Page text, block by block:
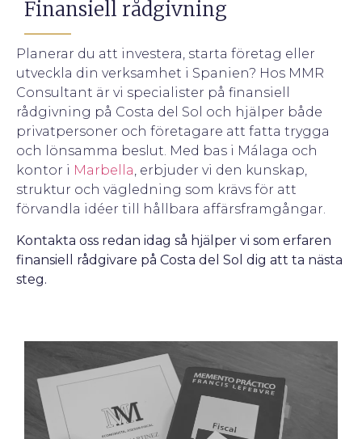
Finansiell rådgivning
Planerar du att investera, starta företag eller
utveckla din verksamhet i Spanien? Hos MMR
Consultant är vi specialister på finansiell
rådgivning på Costa del Sol och hjälper både
privatpersoner och företagare att fatta trygga
och lönsamma beslut. Med bas i Málaga och
kontor i Marbella, erbjuder vi den kunskap,
struktur och vägledning som krävs för att
förvandla idéer till hållbara affärsframgångar.
Kontakta oss redan idag så hjälper vi som erfaren
finansiell rådgivare på Costa del Sol dig att ta nästa
steg.